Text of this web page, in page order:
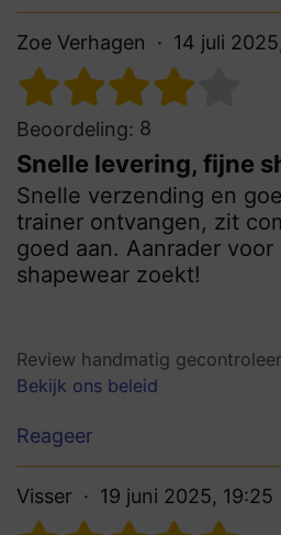
Zoe Verhagen 14 juli
Beoordeling: 8
Snelle levering, fijne
Snelle verzending en
trainer ontvangen, zit
goed aan. Aanrader
shapewear zoekt!
Review handmatig
Bekijk ons beleid
Reageer
Visser 19 juni 2025, 19:25